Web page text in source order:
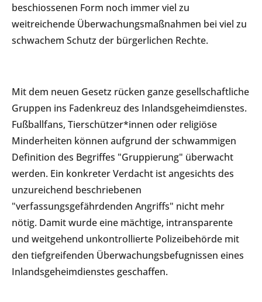
beschiossenen Form noch immer viel zu
weitreichende Überwachungsmaßnahmen bei viel zu
schwachem Schutz der bürgerlichen Rechte.
Mit dem neuen Gesetz rücken ganze gesellschaftliche
Gruppen ins Fadenkreuz des Inlandsgeheimdienstes.
Fußballfans, Tierschützer*innen oder religiöse
Minderheiten können aufgrund der schwammigen
Definition des Begriffes "Gruppierung" überwacht
werden. Ein konkreter Verdacht ist angesichts des
unzureichend beschriebenen
"verfassungsgefährdenden Angriffs" nicht mehr
nötig. Damit wurde eine mächtige, intransparente
und weitgehend unkontrollierte Polizeibehörde mit
den tiefgreifenden Überwachungsbefugnissen eines
Inlandsgeheimdienstes geschaffen.